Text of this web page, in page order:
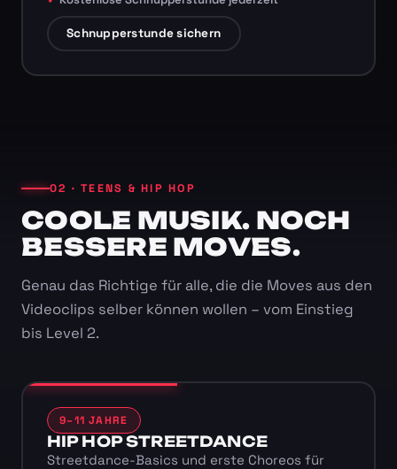
Schnupperstunde sichern
02 · TEENS & HIP HOP
COOLE MUSIK. NOCH
BESSERE MOVES.
Genau das Richtige für alle, die die Moves aus den
Videoclips selber können wollen – vom Einstieg
bis Level 2.
9–11 JAHRE
HIP HOP STREETDANCE
Streetdance-Basics und erste Choreos für